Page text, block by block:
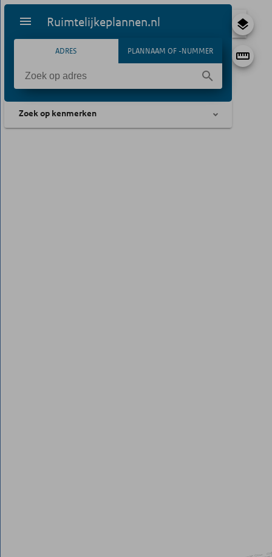
Ruimtelijkeplannen.nl
ADRES PLANNAAM OF -NUMMER
Zoek op kenmerken